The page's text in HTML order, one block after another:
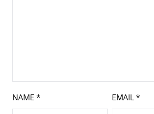
NAME * EMAIL*